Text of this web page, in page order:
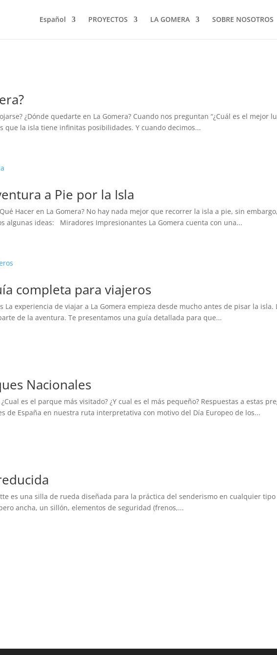
Español PROYECTOS LA GOMERA SOBRE NOSOTROS
¿Dónde quedarte en La Gomera? Cuando nos preguntan “¿Cuál es el mejor
que la isla tiene infinitas posibilidades. Y cuando decimos...
a Pie por la Isla
Hacer en La Gomera? No hay nada mejor que recorrer la isla a pie, sin
algunas ideas: Miradores Impresionantes La Gomera cuenta con una...
completa para viajeros
La experiencia de viajar a La Gomera empieza desde mucho antes de pisar la isla.
de la aventura. Te presentamos una guía detallada para que...
Nacionales
es el parque más visitado? ¿Y cual es el más pequeño? Respuestas a estas
de España en nuestra ruta interpretativa con motivo del Día Europeo de los...
es una silla de rueda diseñada para la práctica del senderismo en cualquier
ancha, un sillón, elementos de seguridad (frenos,...